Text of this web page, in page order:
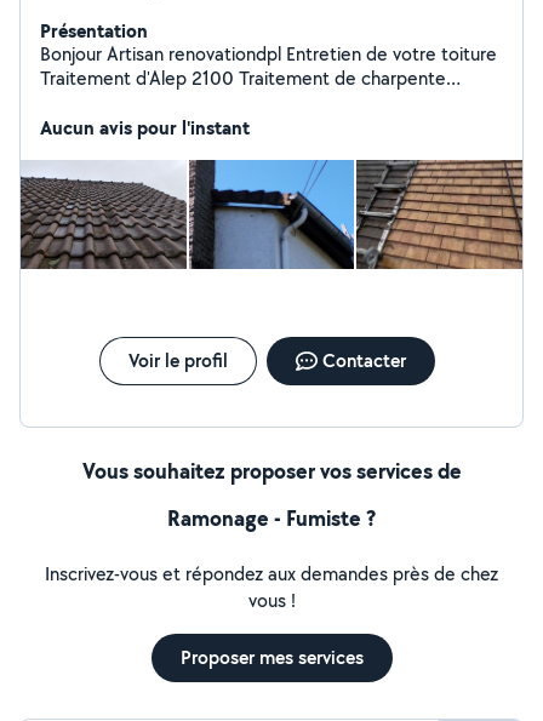
Présentation
Bonjour Artisan renovationdpl Entretien de votre toiture
Traitement d'Alep 2100 Traitement de charpente
Remplacement de tuiles Remplacement de faîtière et
et étanchéité
Aucun avis pour l'instant
Voir le profil Contacter
Vous souhaitez proposer vos services de
Ramonage - Fumiste ?
Inscrivez-vous et répondez aux demandes près de chez
vous !
Proposer mes services